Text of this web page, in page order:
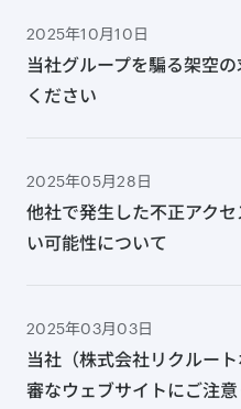
2025年10月10日
当社グループを騙る架空
ください
2025年05月28日
他社で発生した不正アク
い可能性について
2025年03月03日
当社（株式会社リクルー
審なウェブサイトにご注